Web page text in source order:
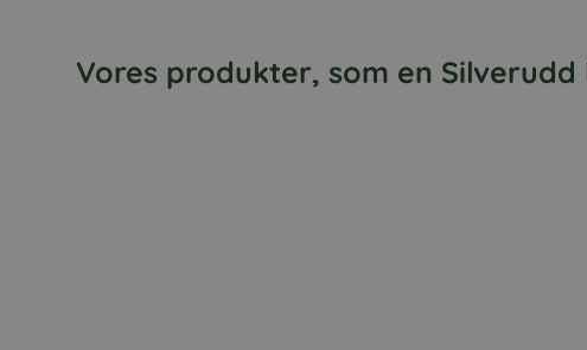
Vores produkter, som en